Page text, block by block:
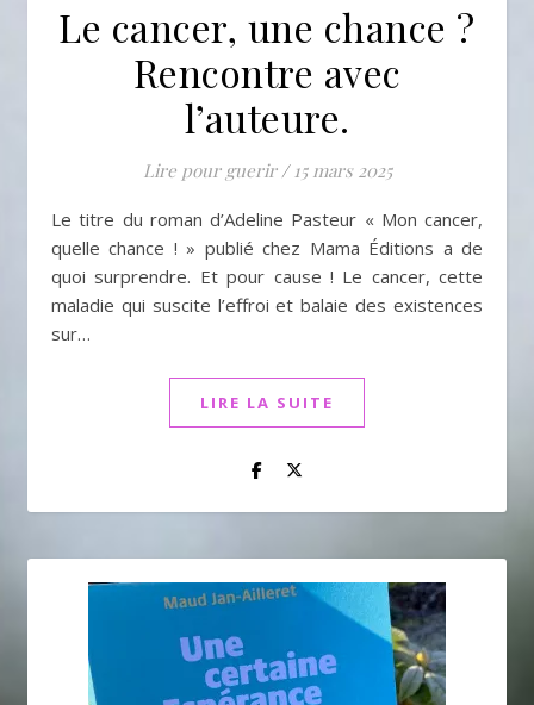
Le cancer, une chance ?
Rencontre avec
l’auteure.
Lire pour guerir / 15 mars 2025
Le titre du roman d’Adeline Pasteur « Mon cancer,
quelle chance ! » publié chez Mama Éditions a de
quoi surprendre. Et pour cause ! Le cancer, cette
maladie qui suscite l’effroi et balaie des existences
sur…
LIRE LA SUITE